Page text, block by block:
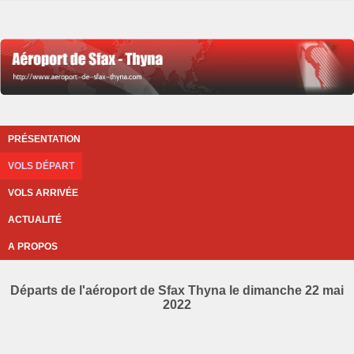
PRÉSENTATION
VOLS DÉPART
VOLS ARRIVÉE
ACTUALITÉ
A PROPOS
Départs de l'aéroport de Sfax Thyna le dimanche 22 mai
2022